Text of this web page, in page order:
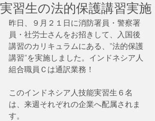
実習生の法的保護講習実施
昨日、９月２１日に消防署員・警察署
員・社労士さんをお招きして、入国後
講習のカリキュラムにある、”法的保護
講習”を実施しました。インドネシア人
組合職員Ｃは通訳業務！
このインドネシア人技能実習生６名
は、来週それぞれの企業へ配属されま
す。